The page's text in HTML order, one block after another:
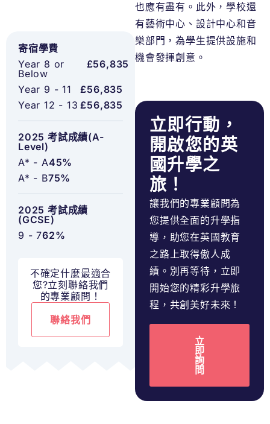
寄宿學費
Year 8 or
Below
£56,835
Year 9 - 11
£56,835
Year 12 - 13 £56,835
2025 考試成績(A-
Level)
A* - A45%
A* - B75%
2025 考試成績
(GCSE)
9 - 762%
不確定什麼最適合
您?立刻聯絡我們
的專業顧問！
聯絡我們
也應有盡有。此外，學校還
有藝術中心、設計中心和音
樂部門，為學生提供設施和
機會發揮創意。
立即行動，
開啟您的英
國升學之
旅！
讓我們的專業顧問為
您提供全面的升學指
導，助您在英國教育
之路上取得傲人成
績。別再等待，立即
開始您的精彩升學旅
程，共創美好未來！
立
即
詢
問